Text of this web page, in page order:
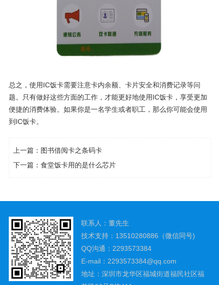
总之，使用IC饭卡需要注意卡内余额、卡片安全和消费记录等问
题。只有做好这些方面的工作，才能更好地使用IC饭卡，享受更加
便捷的消费体验。如果你是一名学生或者职工，那么你可能会使用
到IC饭卡。
上一篇： 图书借阅卡之条码卡
下一篇：食堂饭卡用的是什么芯片
联系人：董先生
技术支持：13510280886（微信同号)
QQ沟通：2293573384
E-mail：2293573384@qq.com
地址：深圳市龙华区福城街道福民社区福